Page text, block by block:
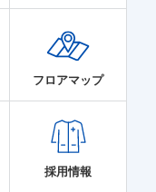
フロアマップ
採用情報